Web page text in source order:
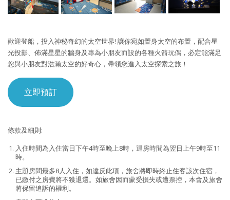
歡迎登船，投入神秘奇幻的太空世界! 讓你宛如置身太空的布置，配合星
光投影、佈滿星星的牆身及專為小朋友而設的各種火箭玩偶，必定能滿足
您與小朋友對浩瀚太空的好奇心，帶領您進入太空探索之旅！
立即預訂
條款及細則:
入住時間為入住當日下午4時至晚上8時，退房時間為翌日上午9時至11
時。
主題房間最多8人入住，如違反此項，旅舍將即時終止住客該次住宿，
已繳付之房費將不獲退還。如旅舍因而蒙受損失或遭票控，本會及旅舍
將保留追訴的權利。